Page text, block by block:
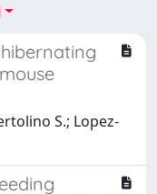
S.; Lopez-